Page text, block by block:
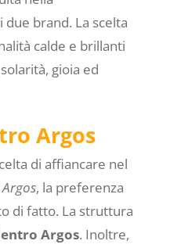
due brand. La scelta
calde e brillanti
gioia ed
Argos
di affiancare nel
Argos, la preferenza
di fatto. La struttura
Argos. Inoltre,